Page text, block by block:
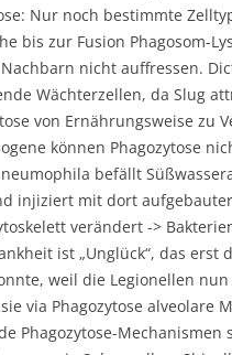
Nur noch bestimmte
bis zur Fusion Phagosom-
nicht auffressen.
Wächterzellen, da Slug
von Ernährungsweise
können Phagozytose
befällt
injiziert mit dort
verändert ->
ist „Unglück“, das
weil die Legionellen
via Phagozytose alveolare
Phagozytose-